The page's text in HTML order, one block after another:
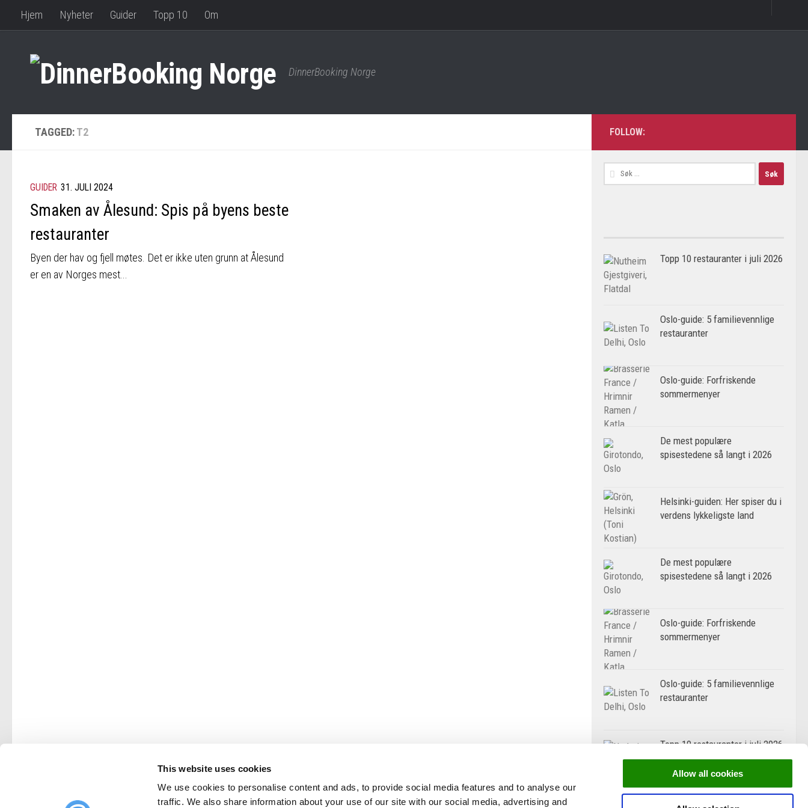
This website uses cookies
We use cookies to personalise content and ads, to provide social media features and to analyse our
traffic. We also share information about your use of our site with our social media, advertising and
Allow all cookies
Hjem Nyheter Guider Topp 10 Om
DinnerBooking Norge
TAGGED:T2
GUIDER 31. JULI 2024
Smaken av Ålesund: Spis på byens beste
restauranter
Byen der hav og fjell møtes. Det er ikke uten grunn at Ålesund
er en av Norges mest...
FOLLOW:
Søk
etter:
Topp 10 restauranter i juli 2026
Oslo-guide: 5 familievennlige
restauranter
Oslo-guide: Forfriskende
sommermenyer
De mest populære
spisestedene så langt i 2026
Helsinki-guiden: Her spiser du i
verdens lykkeligste land
De mest populære
spisestedene så langt i 2026
Oslo-guide: Forfriskende
sommermenyer
Oslo-guide: 5 familievennlige
restauranter
Topp 10 restauranter i juli 2026